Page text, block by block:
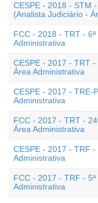
CESPE - 2018 - STM
(Analista Judiciário -
FCC - 2018 - TRT -
Administrativa
CESPE - 2017 - TRT
Área Administrativa
CESPE - 2017 - TRE-
Administrativa
FCC - 2017 - TRT -
Área Administrativa
CESPE - 2017 - TRF -
Administrativa
FCC - 2017 - TRF -
Administrativa